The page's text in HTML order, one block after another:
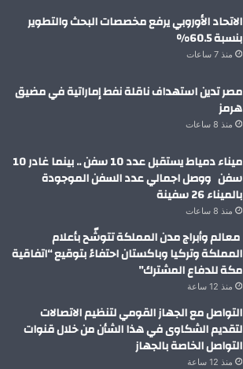
الاتحاد الأوروبي يرفع مخصصات البحث والتطوير
بنسبة 60.5%
منذ 7 ساعات
مصر تدين استهداف ناقلة نفط إماراتية في مضيق
هرمز
منذ 8 ساعات
ميناء دمياط يستقبل عدد 10 سفن .. بينما غادر 10
سفن ووصل اجمالي عدد السفن الموجودة
بالميناء 26 سفينة
منذ 8 ساعات
معالم وأبراج مدن المملكة تتوشّح بأعلام
المملكة وتركيا وباكستان احتفاءً بتوقيع “اتفاقية
مكة للدفاع المشترك”
منذ 12 ساعة
التواصل مع الجهاز القومي لتنظيم الاتصالات
لتقديم الشكاوى في هذا الشأن من خلال قنوات
التواصل الخاصة بالجهاز
منذ 12 ساعة